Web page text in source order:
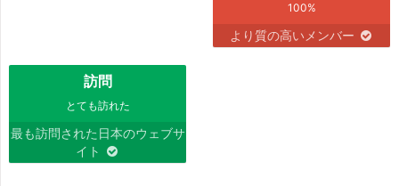
100%
より質の高いメンバー
訪問
とても訪れた
最も訪問された日本のウェブサ
イト